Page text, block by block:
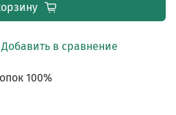
Добавить в сравнение
100%